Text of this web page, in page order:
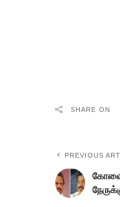
SHARE ON
PREVIOUS
கோவை